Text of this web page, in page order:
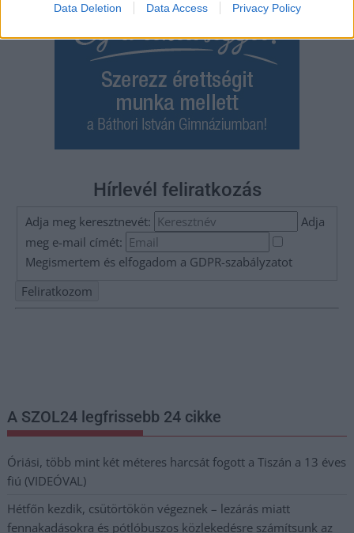
Data Deletion Data Access Privacy Policy
Hírlevél feliratkozás
Adja meg keresztnevét:
Adja
meg e-mail címét:
Megismertem és elfogadom a GDPR-szabályzatot
A SZOL24 legfrissebb 24 cikke
Óriási, több mint két méteres harcsát fogott a Tiszán a 13 éves
fiú (VIDEÓVAL)
Hétfőn kezdik, csütörtökön végeznek – lezárás miatt
fennakadásokra és pótlóbuszos közlekedésre számítsunk az